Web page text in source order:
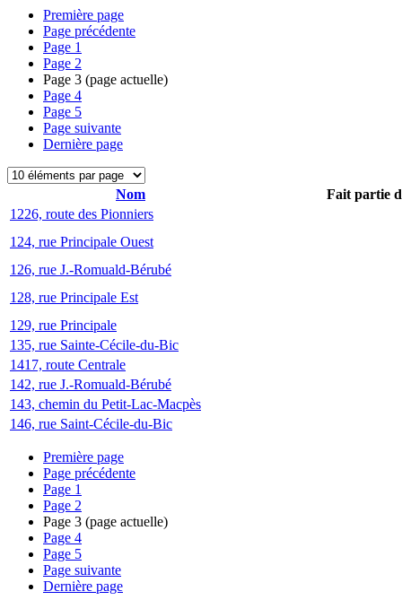
Première page
Page précédente
Page 1
Page 2
Page 3 (page actuelle)
Page 4
Page 5
Page suivante
Dernière page
Nom
Fait partie
1226, route des Pionniers
124, rue Principale Ouest
126, rue J.-Romuald-Bérubé
128, rue Principale Est
129, rue Principale
135, rue Sainte-Cécile-du-Bic
1417, route Centrale
142, rue J.-Romuald-Bérubé
143, chemin du Petit-Lac-Macpès
146, rue Saint-Cécile-du-Bic
Première page
Page précédente
Page 1
Page 2
Page 3 (page actuelle)
Page 4
Page 5
Page suivante
Dernière page